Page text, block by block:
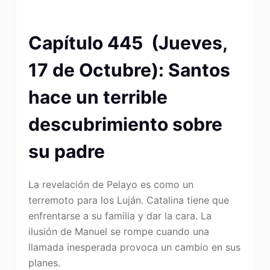
Capítulo 445 (Jueves,
17 de Octubre): Santos
hace un terrible
descubrimiento sobre
su padre
La revelación de Pelayo es como un
terremoto para los Luján. Catalina tiene que
enfrentarse a su familia y dar la cara. La
ilusión de Manuel se rompe cuando una
llamada inesperada provoca un cambio en sus
planes.